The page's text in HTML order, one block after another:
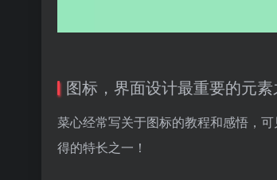
图标，界面设计最重要的元素
菜心经常写关于图标的教程和感悟，
得的特长之一！